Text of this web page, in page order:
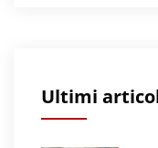
Ultimi